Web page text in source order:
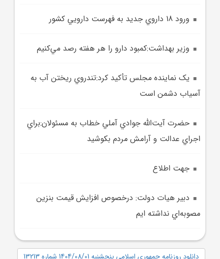
ورود 18 داروي جديد به فهرست دارويي کشور
وزير بهداشت:کمبود دارو را هر هفته رصد مي‌کنيم
يک نماينده مجلس تأکيد کرد:تندروي ريختن آب به
آسياب دشمن است
حضرت آيت‌الله جوادي آملي خطاب به مسئولان:براي
اجراي عدالت و آرامش مردم بکوشيد
جهت اطلاع
دبير هيات دولت: درخصوص افزايش قيمت بنزين
مصوبه‌اي نداشته ايم
دانلود روزنامه جمهوری اسلامی پنجشنبه 1404/08/01 شماره 13213